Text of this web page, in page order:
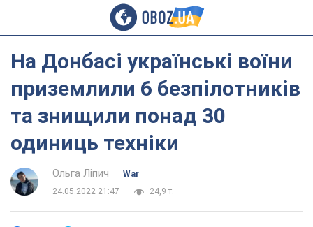
На Донбасі українські воїни
приземлили 6 безпілотників
та знищили понад 30
одиниць техніки
Ольга Ліпич
War
24.05.2022 21:47
24,9 т.